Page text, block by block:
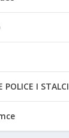
POLICE I STALCI